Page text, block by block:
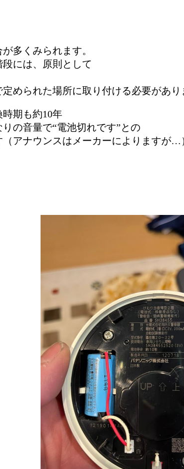
多くみられます。
には、原則として
められた場所に取り付ける必要があり
期も約10年
の音量で“電池切れです”との
アナウンスはメーカーによりますが…